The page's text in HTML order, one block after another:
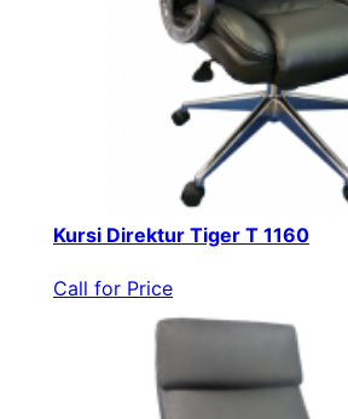
Kursi Direktur Tiger T 1160
Call for Price